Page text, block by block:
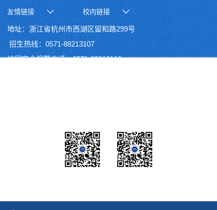
友情链接 校内链接
地址：浙江省杭州市西湖区留和路299号
招生热线：0571-88213107
校园安全报警电话：0571-88213110